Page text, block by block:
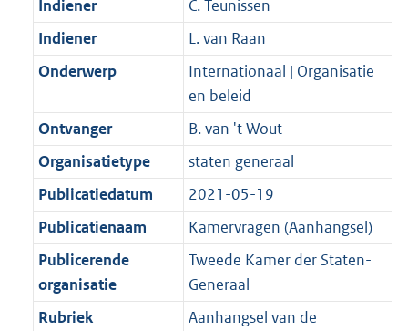
t
a
t
K
b
2
K
b
Indiener
C. Teunissen
Indiener
L. van Raan
Onderwerp
Internationaal | Organisatie
en beleid
Ontvanger
B. van 't Wout
Organisatietype
staten generaal
Publicatiedatum
2021-05-19
Publicatienaam
Kamervragen (Aanhangsel)
Publicerende
organisatie
Tweede Kamer der Staten-
Generaal
Rubriek
Aanhangsel van de